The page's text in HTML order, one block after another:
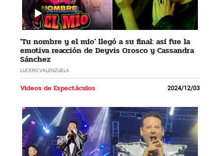
'Tu nombre y el mío' llegó a su final: así fue la
emotiva reacción de Deyvis Orosco y Cassandra
Sánchez
LUCERO VALENZUELA
Videos de Espectáculos 2024/12/03